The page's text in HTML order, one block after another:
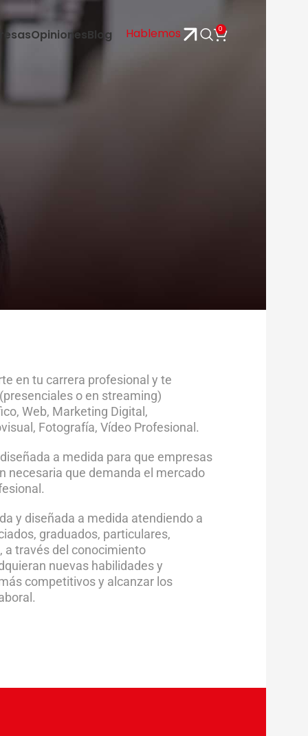
OpinionesBlog Hablemos 0
en tu carrera profesional y te
o en streaming)
Web, Marketing Digital,
Fotografía, Vídeo Profesional.
a medida para que empresas
necesaria que demanda el mercado
y diseñada a medida atendiendo a
graduados, particulares,
a través del conocimiento
nuevas habilidades y
competitivos y alcanzar los